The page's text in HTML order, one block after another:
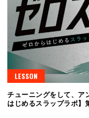
LESSON
チューニングをして、ア
はじめるスラップラボ】